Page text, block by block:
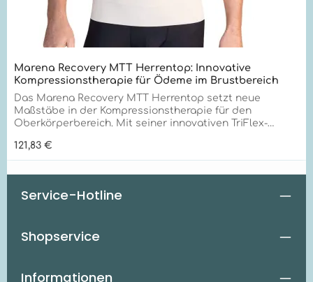
Marena Recovery MTT Herrentop: Innovative
Kompressionstherapie für Ödeme im Brustbereich
Das Marena Recovery MTT Herrentop setzt neue
Maßstäbe in der Kompressionstherapie für den
Oberkörperbereich. Mit seiner innovativen TriFlex-
Qualitätsmerkmalen bietet es unübertroffene
Unterstützung für optimale Ergebnisse bei
verschiedenen Oberkörperbeschwerden.Optimale
Oberkörper und Stabilisierung des Brustkorbs nach
im OberkörperbereichUnterstützung der
BrustbereichUnterstützung bei venösen Insuffizienzen
Regulärer Preis:
121,83 €
Service-Hotline
Shopservice
Informationen